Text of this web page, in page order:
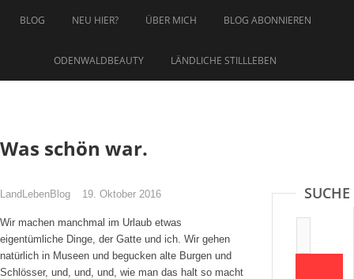
InhaltBLOG NEU HIER? ÜBER MICH BLOG ABONNIEREN
ODENWALDBEAUTY LÄNDLICHE STILLLEBEN
Was schön war.
LandLebenBlog 19. Oktober 2016
Wir machen manchmal im Urlaub etwas
eigentümliche Dinge, der Gatte und ich. Wir gehen
natürlich in Museen und begucken alte Burgen und
Schlösser, und, und, und, wie man das halt so macht
SUCHE